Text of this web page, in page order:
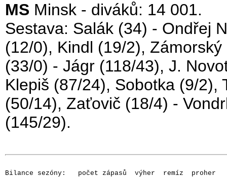
MS Minsk - diváků: 14 001.
Sestava: Salák (34) - Ondřej
(12/0), Kindl (19/2),
(33/0) - Jágr (118/43), J.
Klepiš (87/24), Sobotka (9/2),
(50/14), Zaťovič (18/4) -
(145/29).
Bilance sezóny:   počet zápasů  výher  remíz  proher